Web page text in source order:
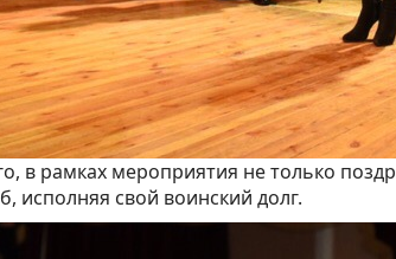
в рамках мероприятия не только
исполняя свой воинский долг.